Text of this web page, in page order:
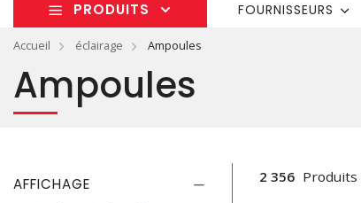
PRODUITS FOURNISSEURS
Accueil éclairage Ampoules
Ampoules
AFFICHAGE
2 356 Produits